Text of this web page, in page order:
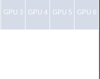
GPU 3 GPU 4 GPU 5 GPU 6